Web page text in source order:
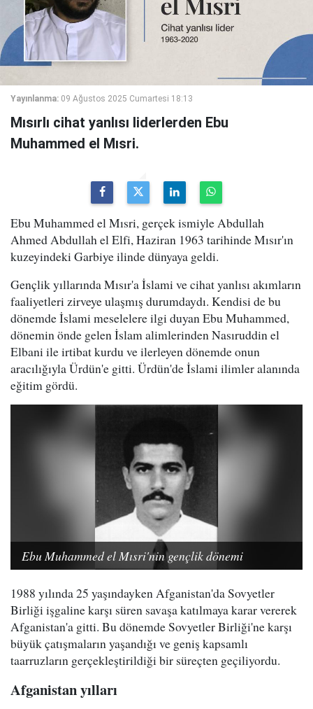
Yayınlanma: 09 Ağustos 2025 Cumartesi 18:13
Mısırlı cihat yanlısı liderlerden Ebu
Muhammed el Mısri.
Ebu Muhammed el Mısri, gerçek ismiyle Abdullah
Ahmed Abdullah el Elfi, Haziran 1963 tarihinde Mısır'ın
kuzeyindeki Garbiye ilinde dünyaya geldi.
Gençlik yıllarında Mısır'a İslami ve cihat yanlısı akımların
faaliyetleri zirveye ulaşmış durumdaydı. Kendisi de bu
dönemde İslami meselelere ilgi duyan Ebu Muhammed,
dönemin önde gelen İslam alimlerinden Nasıruddin el
Elbani ile irtibat kurdu ve ilerleyen dönemde onun
aracılığıyla Ürdün'e gitti. Ürdün'de İslami ilimler alanında
eğitim gördü.
Ebu Muhammed el Mısri'nin gençlik dönemi
1988 yılında 25 yaşındayken Afganistan'da Sovyetler
Birliği işgaline karşı süren savaşa katılmaya karar vererek
Afganistan'a gitti. Bu dönemde Sovyetler Birliği'ne karşı
büyük çatışmaların yaşandığı ve geniş kapsamlı
taarruzların gerçekleştirildiği bir süreçten geçiliyordu.
Afganistan yılları